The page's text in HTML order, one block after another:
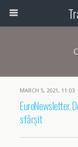
MARCH 5, 2021, 11:03
EuroNewsletter.
sfârșit